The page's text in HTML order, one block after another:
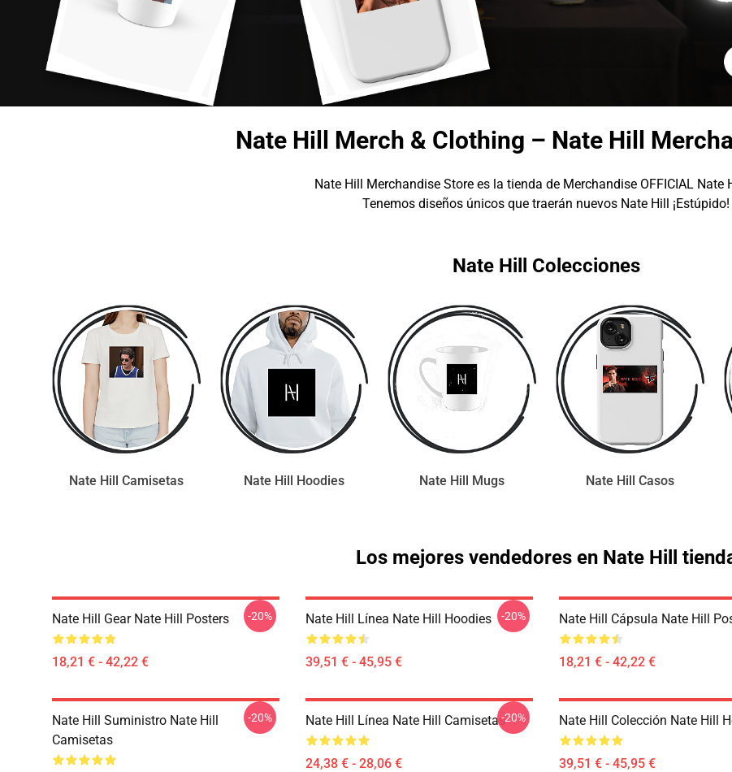
Nate Hill Merch & Clothing – Nate Hill
Nate Hill Merchandise Store es la tienda de Merchandise OFFICIAL Nate
Tenemos diseños únicos que traerán nuevos Nate Hill ¡Estúpido!
Nate Hill Colecciones
Nate Hill Camisetas Nate Hill Hoodies Nate Hill Mugs Nate Hill Casos
Los mejores vendedores en Nate Hill
Nate Hill Gear Nate Hill Posters
18,21 € - 42,22 €
-20% Nate Hill Línea Nate Hill Hoodies
39,51 € - 45,95 €
-20% Nate Hill Cápsula Nate Hill
18,21 € - 42,22 €
Nate Hill Suministro Nate Hill
Camisetas
-20% Nate Hill Línea Nate Hill Camisetas
24,38 € - 28,06 €
-20% Nate Hill Colección Nate Hill
39,51 € - 45,95 €